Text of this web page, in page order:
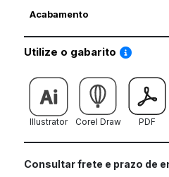
Acabamento
Utilize o gabarito Saiba
Illustrator Corel Draw PDF
Consultar frete e prazo de